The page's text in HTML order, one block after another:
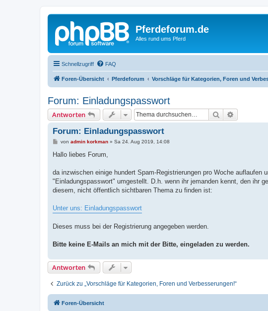
Pferdeforum.de
Alles rund ums Pferd
Schnellzugriff FAQ
Foren-Übersicht Pferdeforum Vorschläge für Kategorien, Foren und
Forum: Einladungspasswort
Antworten Suche
Forum: Einladungspasswort
B
i
a
von admin korkman» Sa 24. Aug 2019, 14:08
Hallo liebes Forum,
da inzwischen einige hundert Spam-Registrierungen pro Woche
"Einladungspasswort" umgestellt. D.h. wenn ihr jemanden kennt, den ihr
diesem, nicht öffentlich sichtbaren Thema zu finden ist:
Unter uns: Einladungspasswort
Dieses muss bei der Registrierung angegeben werden.
Bitte keine E-Mails an mich mit der Bitte, eingeladen zu werden.
Antworten
Zurück zu „Vorschläge für Kategorien, Foren und Verbesserungen!“
Foren-Übersicht